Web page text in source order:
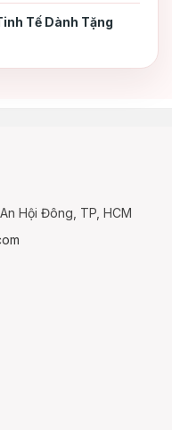
Tế Dành Tặng
Hội Đông, TP, HCM